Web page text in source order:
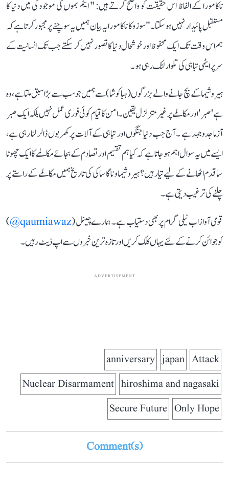
ناکامورا کے الفاظ اس حقیقت کو واضح کرتے ہیں: " ایٹم بموں کی موجودگی میں دنیا کا
مستقبل پائیدار نہیں ہو سکتا۔"سوزوکا ناکامورا یہ بیان ہمیں یہ سوچنے پر مجبور کرتا ہے کہ
ہم اس وقت تک ایک محفوظ اور خوشحال دنیا کا تصور نہیں کر سکتے جب تک انسانیت کے
سر پر ایٹمی تباہی کی تلوار لٹک رہی ہو۔
ہیروشیما کے بچ جانے والے بزرگوں (ہباکوشا) سے ہمیں جو سب سے بڑا سبق ملتا ہے، وہ
ہے 'صبر' اور مکالمے پر غیر متزلزل یقین۔ امن کا قیام کوئی فوری عمل نہیں بلکہ ایک صبر
آزما جدوجہد ہے ۔ آج جب دنیا جنگوں اور تباہی کے آلات پر کھربوں ڈالر لٹا رہی ہے،
ایسے میں یہ سوال اہم ہو جاتا ہے کہ کیا ہم تقسیم اور تصادم کے بجائے مکالمے کا ایک چھوٹا
سا قدم اٹھانے کے لیے تیار ہیں؟ ہیروشیما و ناگاساکی کی تاریخ ہمیں مکالمے کے راستے پر
چلنے کی ترغیب دیتی ہے۔
قومی آواز اب ٹیلی گرام پر بھی دستیاب ہے۔ ہمارے چینل (qaumiawaz@
)
کو جوائن کرنے کے لئے یہاں کلک کریں اور تازہ ترین خبروں سے اپ ڈیٹ رہیں۔
ADVERTISEMENT
Attack
japan
anniversary
hiroshima and nagasaki
Nuclear Disarmament
Only Hope
Secure Future
Comment(s)